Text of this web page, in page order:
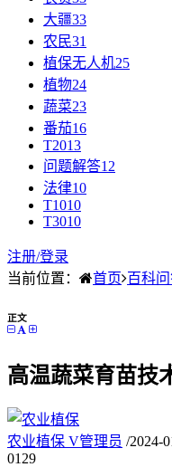
大疆33
农民31
植保无人机25
植物24
蔬菜23
番茄16
T2013
问题解答12
法律10
T1010
T3010
注册/登录
当前位置：
首页 百科
正文
高温蔬菜育苗技
农业植保 V管理员 /2024-
01 29